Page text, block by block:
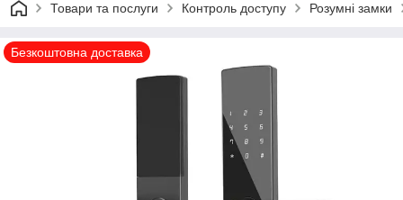
Товари та послуги Контроль доступу Розумні замки
Безкоштовна доставка